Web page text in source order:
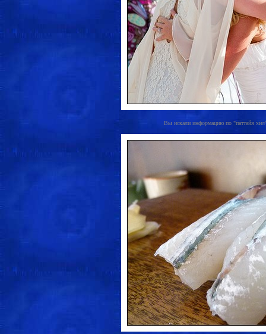
Вы искали информацию по "паттайя